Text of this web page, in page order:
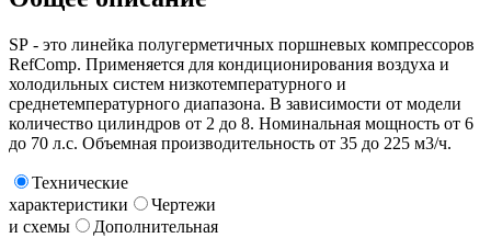
SР - это линейка полугерметичных поршневых компрессоров
RefComp. Применяется для кондиционирования воздуха и
холодильных систем низкотемпературного и
среднетемпературного диапазона. В зависимости от модели
количество цилиндров от 2 до 8. Номинальная мощность от 6
до 70 л.с. Объемная производительность от 35 до 225 м3/ч.
Технические
характеристики
Чертежи
и схемы
Дополнительная